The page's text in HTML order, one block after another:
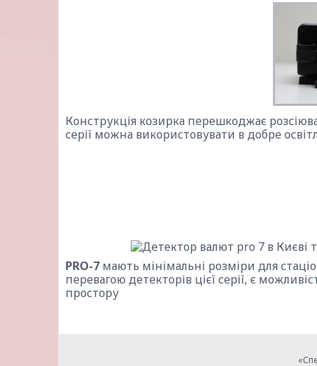
Конструкція козирка перешкоджає
серії можна використовувати в добре
PRO-7 мають мінімальні розміри для
перевагою детекторів цієї серії, є
простору